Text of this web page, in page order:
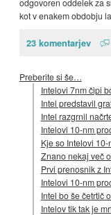
odgovoren oddelek za
kot v enakem obdobju
23 komentarjev
Preberite si še…
Intelovi 7nm čipi
Intel predstavil
Intel razgrnil
Intelovi 10-nm
Kje so Intelovi 10-
Znano nekaj več
Prvi prenosnik z
Intelovi 10-nm
Intel bo še četrtič
Intelov tik tak je